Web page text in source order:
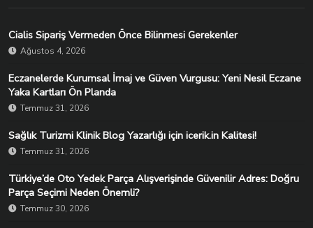
Cialis Sipariş Vermeden Önce Bilinmesi Gerekenler
Ağustos 4, 2026
Eczanelerde Kurumsal İmaj ve Güven Vurgusu: Yeni Nesil Eczane
Yaka Kartları Ön Planda
Temmuz 31, 2026
Sağlık Turizmi Klinik Blog Yazarlığı için icerik.in Kalitesi!
Temmuz 31, 2026
Türkiye’de Oto Yedek Parça Alışverişinde Güvenilir Adres: Doğru
Parça Seçimi Neden Önemli?
Temmuz 30, 2026